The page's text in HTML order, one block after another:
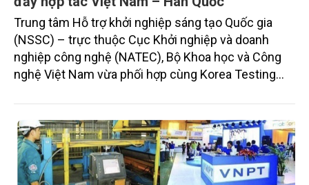
Trung tâm Hỗ trợ khởi nghiệp sáng tạo Quốc gia
(NSSC) – trực thuộc Cục Khởi nghiệp và doanh
nghiệp công nghệ (NATEC), Bộ Khoa học và Công
nghệ Việt Nam vừa phối hợp cùng Korea Testing
Vietnam Excellent Innovative Enterprise (VEIE),
đồng thời công bố Liên minh Chứng nhận Doanh
nghiệp Đổi mới sáng tạo xuất sắc Việt Nam – Hàn
Quốc. Sự kiện đánh dấu bước tiến mới trong việc
xây dựng hệ thống đánh giá năng lực đổi mới sáng